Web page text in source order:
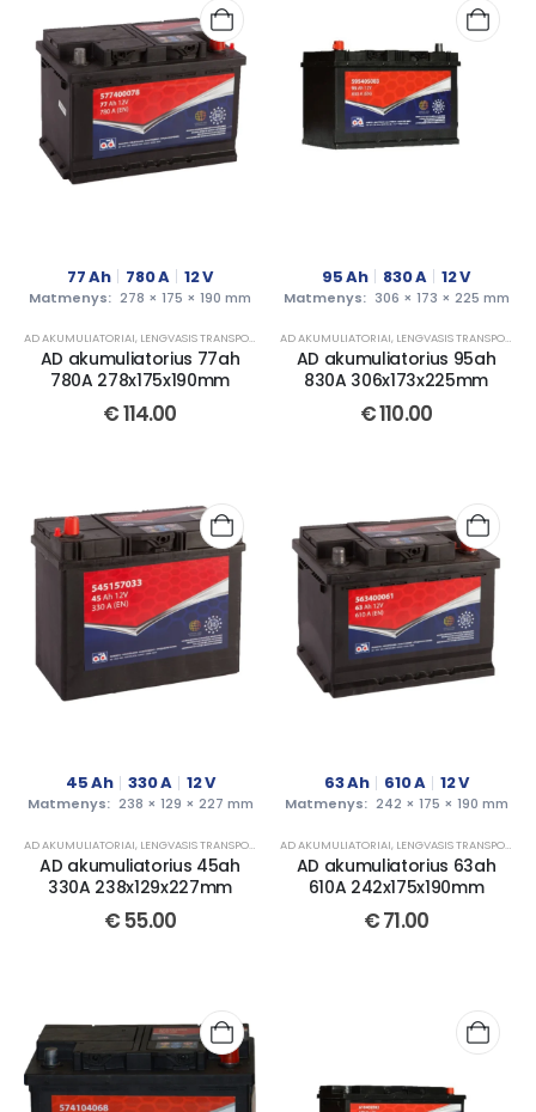
77Ah 780A 12V
Matmenys: 278 × 175 × 190 mm
AD AKUMULIATORIAI, LENGVASIS TRANSPORTAS
AD akumuliatorius 77ah
780A 278x175x190mm
€114.00
95Ah 830A 12V
Matmenys: 306 × 173 × 225 mm
AD AKUMULIATORIAI, LENGVASIS TRANSPORTAS
AD akumuliatorius 95ah
830A 306x173x225mm
€110.00
45Ah 330A 12V
Matmenys: 238 × 129 × 227 mm
AD AKUMULIATORIAI, LENGVASIS TRANSPORTAS
AD akumuliatorius 45ah
330A 238x129x227mm
€ 55.00
63Ah 610A 12V
Matmenys: 242 × 175 × 190 mm
AD AKUMULIATORIAI, LENGVASIS TRANSPORTAS
AD akumuliatorius 63ah
610A 242x175x190mm
€71.00